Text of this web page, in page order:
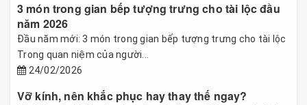
3 món trong gian bếp tượng trưng cho tài lộc đầu
năm 2026
Đầu năm mới: 3 món trong gian bếp tượng trưng cho tài lộc
Trong quan niệm của người...
24/02/2026
Vỡ kính, nên khắc phục hay thay thế ngay?